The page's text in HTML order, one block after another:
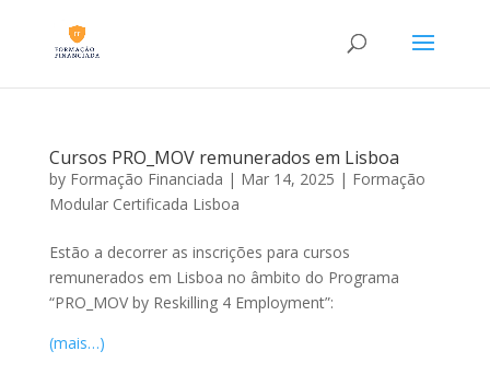
Cursos PRO_MOV remunerados em Lisboa
by Formação Financiada | Mar 14, 2025 | Formação
Modular Certificada Lisboa
Estão a decorrer as inscrições para cursos
remunerados em Lisboa no âmbito do Programa
“PRO_MOV by Reskilling 4 Employment”:
(mais…)